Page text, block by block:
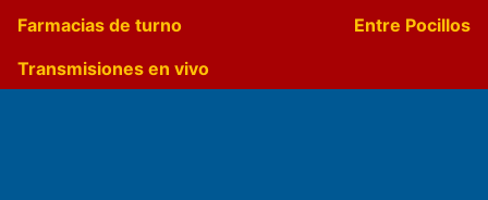
Farmacias de turno
Entre Pocillos
Transmisiones en vivo